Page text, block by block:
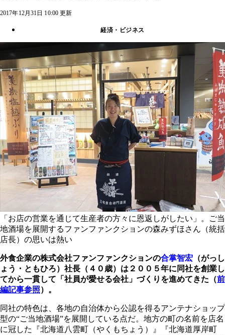
2017年12月31日 10:00 更新
経済・ビジネス
「お店の営業を通じて生産者の方々に恩返しがしたい」。ご当
地酒場を展開するファンファンクションの森みずほさん（統括
店長）の思いは熱い
外食企業の株式会社ファンファンクションの合掌智宏 （がっし
ょう・ともひろ）社長（４０歳）は２００５年に同社を創業し
てから一貫して「社員が愛せる会社」づくりを進めてきた（前
編記事参照）。
同社の特色は、各地の自治体から公認を得るアンテナショップ
型の“ご当地酒場”を展開している点だ。地方の町の名前を店名
に冠した『北海道八雲町（やくもちょう）』『北海道厚岸町